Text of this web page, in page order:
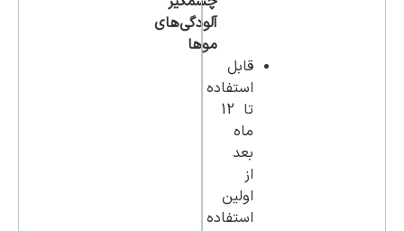
آلودگی‌های
موها
قابل
استفاده
تا 12
ماه
بعد
از
اولین
استفاده